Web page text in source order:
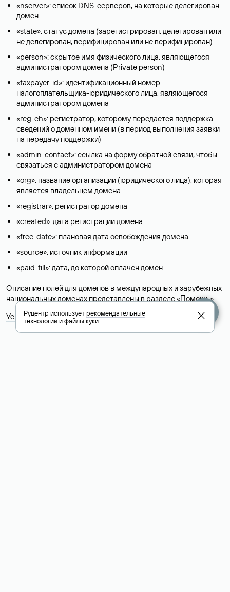
«nserver»: список DNS-серверов, на которые делегирован
домен
«state»: статус домена (зарегистрирован, делегирован или
не делегирован, верифицирован или не верифицирован)
«person»: скрытое имя физического лица, являющегося
администратором домена (Privatе person)
«taxpayer-id»: идентификационный номер
налогоплательщика-юридического лица, являющегося
администратором домена
«reg-ch»: регистратор, которому передается поддержка
сведений о доменном имени (в период выполнения заявки
на передачу поддержки)
«admin-contact»: ссылка на форму обратной связи, чтобы
связаться с администратором домена
«org»: название организации (юридического лица), которая
является владельцем домена
«registrar»: регистратор домена
«created»: дата регистрации домена
«free-date»: плановая дата освобождения домена
«source»: источник информации
«paid-till»: дата, до которой оплачен домен
Описание полей для доменов в международных и зарубежных
национальных доменах представлены в разделе «Помощь».
Условия использования Whois-сервиса
Руцентр используетрекомендательные
технологииифайлы куки